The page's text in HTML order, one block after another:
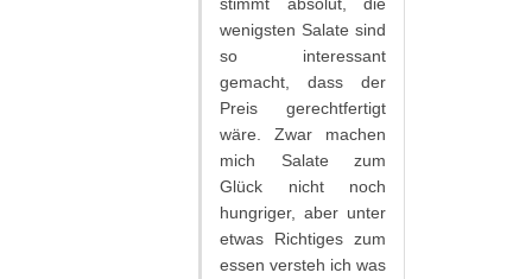
wenigsten Salate sind
so interessant
gemacht, dass der
Preis gerechtfertigt
wäre. Zwar machen
mich Salate zum
Glück nicht noch
hungriger, aber unter
etwas Richtiges zum
essen versteh ich was